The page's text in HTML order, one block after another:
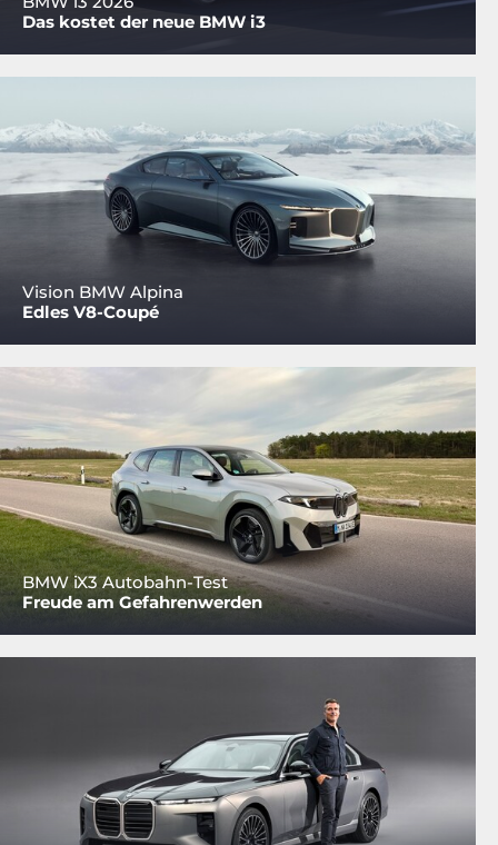
Das kostet der neue BMW i3
Vision BMW Alpina
Edles V8-Coupé
BMW iX3 Autobahn-Test
Freude am Gefahrenwerden